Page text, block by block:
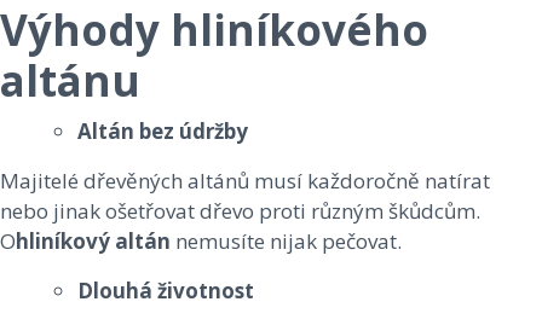
Výhody hliníkového
altánu
Altán bez údržby
Majitelé dřevěných altánů musí každoročně natírat
nebo jinak ošetřovat dřevo proti různým škůdcům.
Ohliníkový altán nemusíte nijak pečovat.
Dlouhá životnost